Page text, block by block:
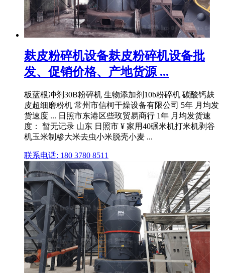
麸皮粉碎机设备麸皮粉碎机设备批
发、促销价格、产地货源 ...
板蓝根冲剂30B粉碎机 生物添加剂10b粉碎机 碳酸钙麸
皮超细磨粉机 常州市信柯干燥设备有限公司 5年 月均发
货速度 ... 日照市东港区些玫贸易商行 1年 月均发货速
度： 暂无记录 山东 日照市 ¥ 家用40碾米机打米机剥谷
机玉米制糁大米去虫小米脱壳小麦 ...
联系电话: 180 3780 8511